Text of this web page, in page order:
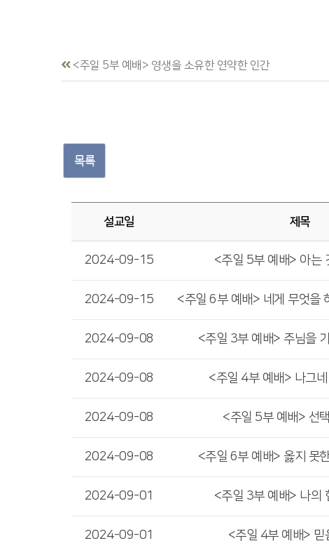
<주일 5부 예배> 영생을 소유한 연약한 인간
목록
설교일 제목
2024-09-15 <주일 5부 예배> 아는
2024-09-15
2024-09-08 <주일 3부 예배> 주님을
2024-09-08 <주일 4부 예배> 나그
2024-09-08 <주일 5부 예배> 선
2024-09-08 <주일 6부 예배> 옳지 못
2024-09-01 <주일 3부 예배> 나의
2024-09-01 <주일 4부 예배> 믿